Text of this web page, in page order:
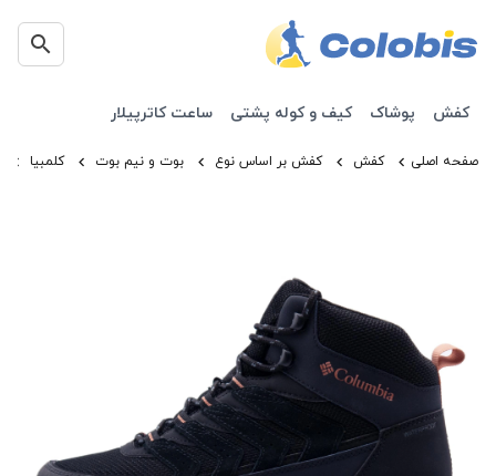
کفش پوشاک کیف و کوله پشتی ساعت کاترپیلار
صفحه اصلی کفش کفش بر اساس نوع بوت و نیم بوت کلمبیا